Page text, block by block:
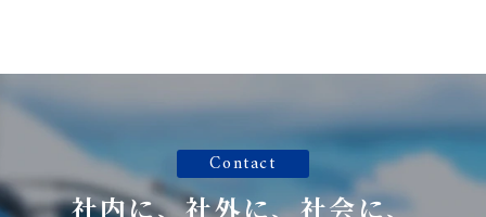
Contact
社内に、社外に、社会に、